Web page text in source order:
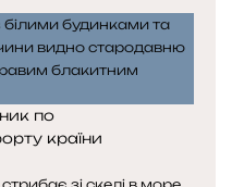
по
країни